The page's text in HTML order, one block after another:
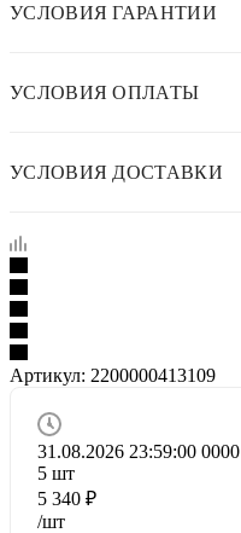
УСЛОВИЯ ГАРАНТИИ
УСЛОВИЯ ОПЛАТЫ
УСЛОВИЯ ДОСТАВКИ
Артикул: 2200000413109
31.08.2026 23:59:00 0000
5 шт
5 340 ₽
/шт